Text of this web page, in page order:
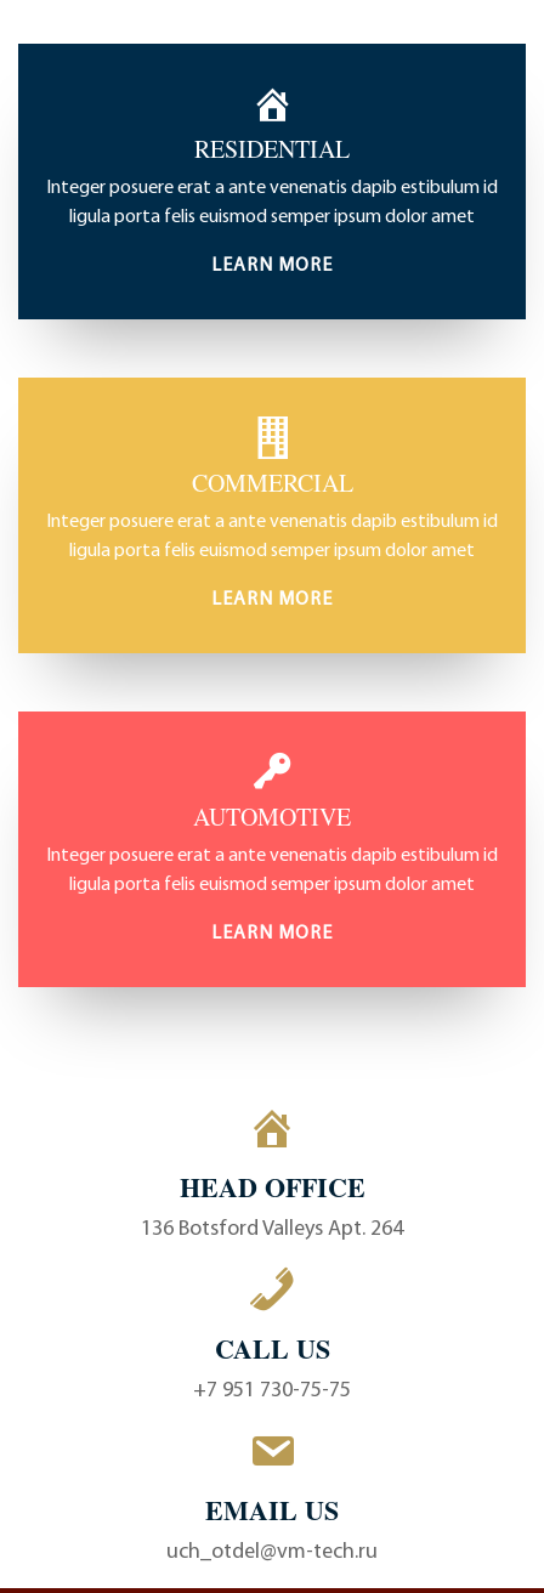
RESIDENTIAL
Integer posuere erat a ante venenatis dapib estibulum id
ligula porta felis euismod semper ipsum dolor amet
LEARN MORE
COMMERCIAL
Integer posuere erat a ante venenatis dapib estibulum id
ligula porta felis euismod semper ipsum dolor amet
LEARN MORE
AUTOMOTIVE
Integer posuere erat a ante venenatis dapib estibulum id
ligula porta felis euismod semper ipsum dolor amet
LEARN MORE
HEAD OFFICE
136 Botsford Valleys Apt. 264
CALL US
+7 951 730-75-75
EMAIL US
uch_otdel@vm-tech.ru